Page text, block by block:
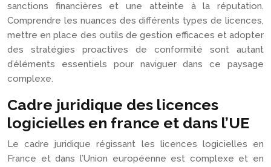
sanctions financières et une atteinte à la réputation.
Comprendre les nuances des différents types de licences,
mettre en place des outils de gestion efficaces et adopter
des stratégies proactives de conformité sont autant
d’éléments essentiels pour naviguer dans ce paysage
complexe.
Cadre juridique des licences
logicielles en france et dans l’UE
Le cadre juridique régissant les licences logicielles en
France et dans l’Union européenne est complexe et en